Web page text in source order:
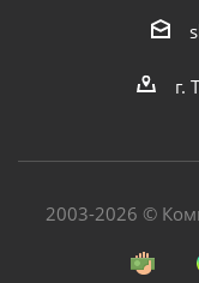
г.
2003-2026 ©